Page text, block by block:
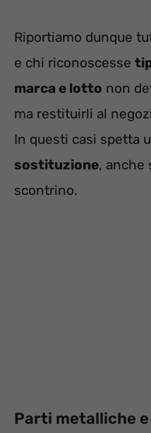
Riportiamo dunque
e chi riconoscesse
marca e lotto non
ma restituirli al
In questi casi spetta
sostituzione, anche
scontrino.
Parti metalliche